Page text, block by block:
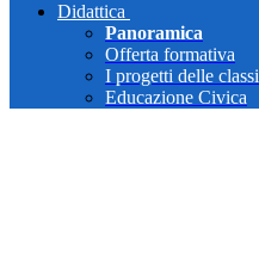
Didattica
Panoramica
Offerta formativa
I progetti delle classi
Educazione Civica